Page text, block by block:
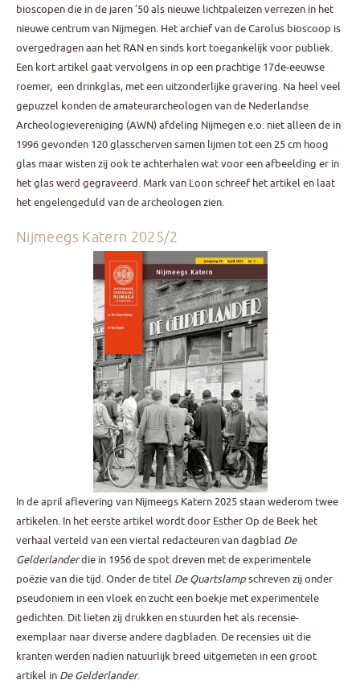
bioscopen die in de jaren ’50 als nieuwe lichtpaleizen verrezen in het
nieuwe centrum van Nijmegen. Het archief van de Carolus bioscoop is
overgedragen aan het RAN en sinds kort toegankelijk voor publiek.
Een kort artikel gaat vervolgens in op een prachtige 17de-eeuwse
roemer, een drinkglas, met een uitzonderlijke gravering. Na heel veel
gepuzzel konden de amateurarcheologen van de Nederlandse
Archeologievereniging (AWN) afdeling Nijmegen e.o. niet alleen de in
1996 gevonden 120 glasscherven samen lijmen tot een 25 cm hoog
glas maar wisten zij ook te achterhalen wat voor een afbeelding er in
het glas werd gegraveerd. Mark van Loon schreef het artikel en laat
het engelengeduld van de archeologen zien.
Nijmeegs Katern 2025/2
In de april aflevering van Nijmeegs Katern 2025 staan wederom twee
artikelen. In het eerste artikel wordt door Esther Op de Beek het
verhaal verteld van een viertal redacteuren van dagblad De
Gelderlanderdie in 1956 de spot dreven met de experimentele
poëzie van die tijd. Onder de titel De Quartslampschreven zij onder
pseudoniem in een vloek en zucht een boekje met experimentele
gedichten. Dit lieten zij drukken en stuurden het als recensie-
exemplaar naar diverse andere dagbladen. De recensies uit die
kranten werden nadien natuurlijk breed uitgemeten in een groot
artikel in De Gelderlander.